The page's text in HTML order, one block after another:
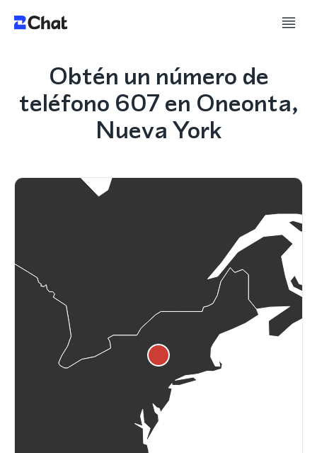
Obtén un número de
teléfono 607 en Oneonta,
Nueva York